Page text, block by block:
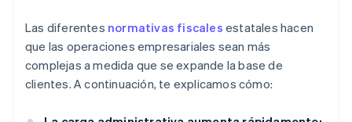
Las diferentes normativas fiscales estatales hacen
que las operaciones empresariales sean más
complejas a medida que se expande la base de
clientes. A continuación, te explicamos cómo: